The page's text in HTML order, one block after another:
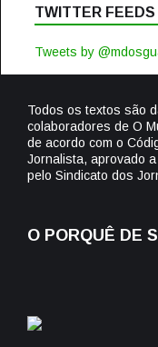
TWITTER FEEDS
Tweets by
Todos os textos são
colaboradores de O
de acordo com o
Jornalista, aprovado
pelo Sindicato dos
O PORQUÊ DE